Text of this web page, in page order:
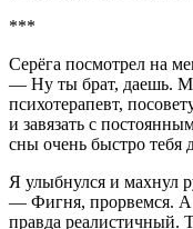
***
Серёга посмотрел на
— Ну ты брат, даешь.
психотерапевт,
и завязать с
сны очень быстро тебя
Я улыбнулся и махнул
— Фигня, прорвемся.
правда реалистичный.